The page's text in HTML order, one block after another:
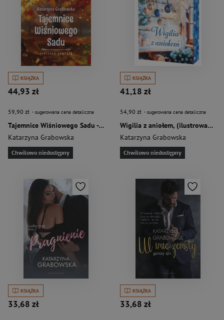
KSIĄŻKA
44,93 zł
59,90 zł - sugerowana cena detaliczna
Tajemnice Wiśniowego Sadu - Jesienne powroty (Większe Litery)
Katarzyna Grabowska
Chwilowo niedostępny
KSIĄŻKA
41,18 zł
54,90 zł - sugerowana cena detaliczna
Wigilia z aniołem, (ilustrowanene brzegi)
Katarzyna Grabowska
Chwilowo niedostępny
KSIĄŻKA
33,68 zł
KSIĄŻKA
33,68 zł